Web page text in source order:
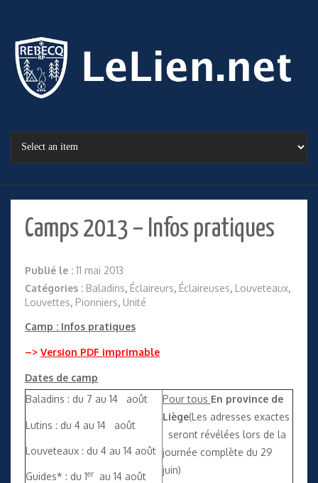
Camps 2013 – Infos pratiques
Publié le : 11 mai 2013
Catégories : Baladins, Éclaireurs, Éclaireuses, Louveteaux,
Louvettes, Pionniers, Unité
Camp : Infos pratiques
–> Version PDF imprimable
Dates de camp
Baladins : du 7 au 14 août
Lutins : du 4 au 14 août
Louveteaux : du 4 au 14 août
Guides* : du 1er au 14 août
Pour tous En province de
Liège(Les adresses exactes
seront révélées lors de la
journée complète du 29
juin)